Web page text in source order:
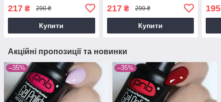
217 ₴ 290 ₴
Купити
217₴ 290 ₴
Купити
195
Акційні пропозиції та новинки
–35% –35%